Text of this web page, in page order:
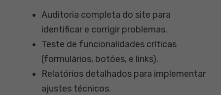
Auditoria completa do site para
identificar e corrigir problemas.
Teste de funcionalidades críticas
(formulários, botões, e links).
Relatórios detalhados para implementar
ajustes técnicos.